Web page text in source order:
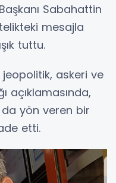
Sabahattin
mesajla
tuttu.
jeopolitik, askeri ve
açıklamasında,
yön veren bir
etti.